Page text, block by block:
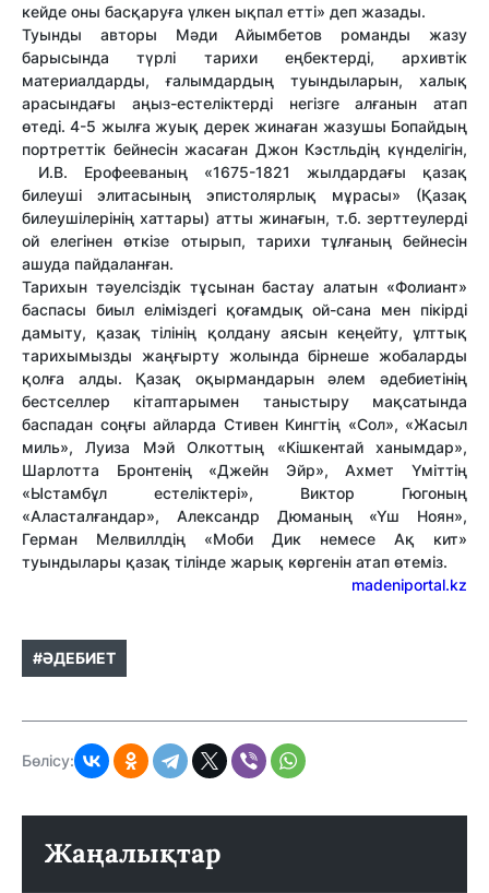
кейде оны басқаруға үлкен ықпал етті» деп жазады.
Туынды авторы Мәди Айымбетов романды жазу
барысында түрлі тарихи еңбектерді, архивтік
материалдарды, ғалымдардың туындыларын, халық
арасындағы аңыз-естеліктерді негізге алғанын атап
өтеді. 4-5 жылға жуық дерек жинаған жазушы Бопайдың
портреттік бейнесін жасаған Джон Кэстльдің күнделігін,
И.В. Ерофееваның «1675-1821 жылдардағы қазақ
билеуші элитасының эпистолярлық мұрасы» (Қазақ
билеушілерінің хаттары) атты жинағын, т.б. зерттеулерді
ой елегінен өткізе отырып, тарихи тұлғаның бейнесін
ашуда пайдаланған.
Тарихын тәуелсіздік тұсынан бастау алатын «Фолиант»
баспасы биыл еліміздегі қоғамдық ой-сана мен пікірді
дамыту, қазақ тілінің қолдану аясын кеңейту, ұлттық
тарихымызды жаңғырту жолында бірнеше жобаларды
қолға алды. Қазақ оқырмандарын әлем әдебиетінің
бестселлер кітаптарымен таныстыру мақсатында
баспадан соңғы айларда Стивен Кингтің «Сол», «Жасыл
миль», Луиза Мэй Олкоттың «Кішкентай ханымдар»,
Шарлотта Бронтенің «Джейн Эйр», Ахмет Үміттің
«Ыстамбұл естеліктері», Виктор Гюгоның
«Аласталғандар», Александр Дюманың «Үш Ноян»,
Герман Мелвиллдің «Моби Дик немесе Ақ кит»
туындылары қазақ тілінде жарық көргенін атап өтеміз.
madeniportal.kz
#ӘДЕБИЕТ
Бөлісу:
Жаңалықтар